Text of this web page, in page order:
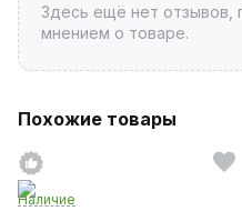
Здесь ещё нет отзывов,
мнением о товаре.
Похожие товары
Наличие